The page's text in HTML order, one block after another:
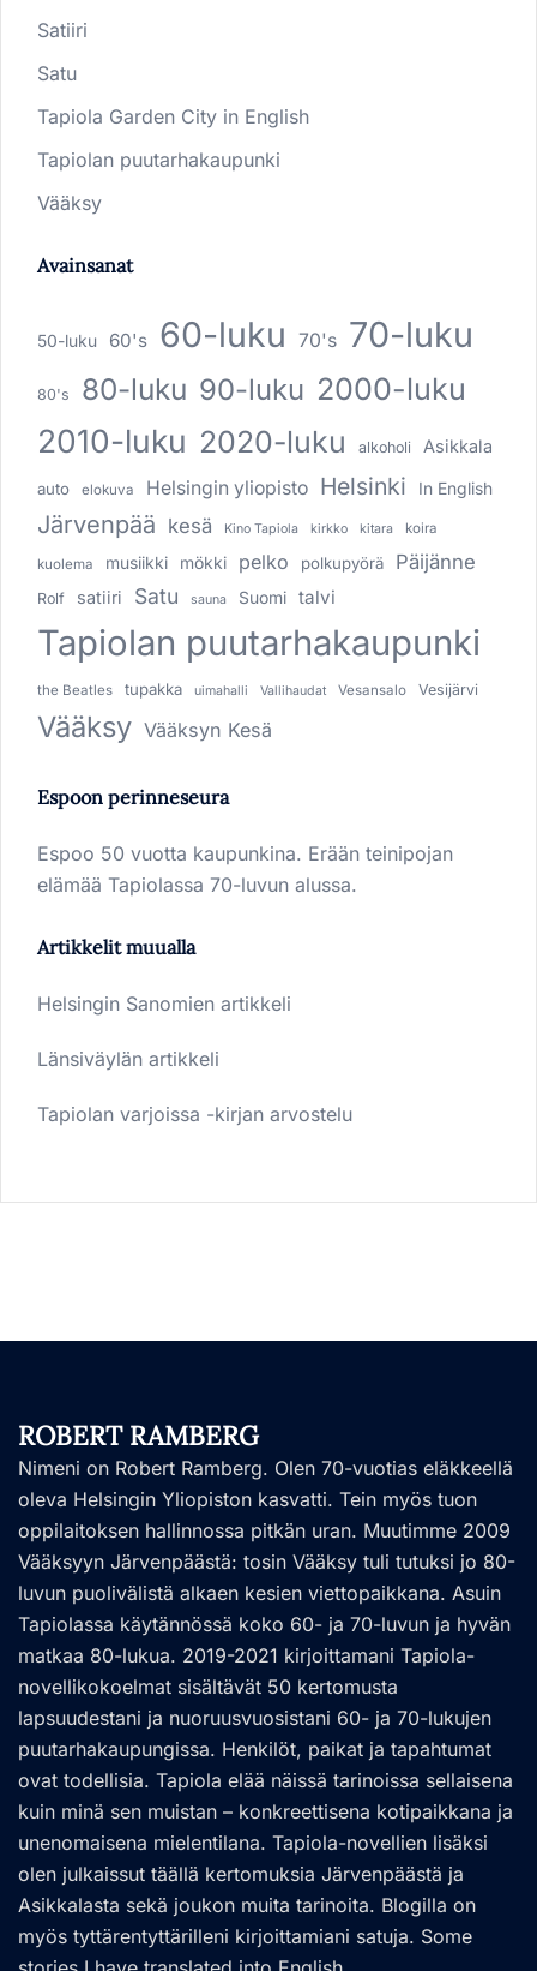
Satiiri
Satu
Tapiola Garden City in English
Tapiolan puutarhakaupunki
Vääksy
Avainsanat
50-luku 60's 60-luku 70's 70-luku
80's 80-luku 90-luku 2000-luku
2010-luku 2020-luku alkoholi Asikkala
auto elokuva Helsingin yliopisto Helsinki In English
Järvenpää kesä Kino Tapiola kirkko kitara koira
kuolema musiikki mökki pelko polkupyörä Päijänne
Rolf satiiri Satu sauna Suomi talvi
Tapiolan puutarhakaupunki
the Beatles tupakka uimahalli Vallihaudat Vesansalo Vesijärvi
Vääksy Vääksyn Kesä
Espoon perinneseura
Espoo 50 vuotta kaupunkina. Erään teinipojan
elämää Tapiolassa 70-luvun alussa.
Artikkelit muualla
Helsingin Sanomien artikkeli
Länsiväylän artikkeli
Tapiolan varjoissa -kirjan arvostelu
ROBERT RAMBERG
Nimeni on Robert Ramberg. Olen 70-vuotias eläkkeellä
oleva Helsingin Yliopiston kasvatti. Tein myös tuon
oppilaitoksen hallinnossa pitkän uran. Muutimme 2009
Vääksyyn Järvenpäästä: tosin Vääksy tuli tutuksi jo 80-
luvun puolivälistä alkaen kesien viettopaikkana. Asuin
Tapiolassa käytännössä koko 60- ja 70-luvun ja hyvän
matkaa 80-lukua. 2019-2021 kirjoittamani Tapiola-
novellikokoelmat sisältävät 50 kertomusta
lapsuudestani ja nuoruusvuosistani 60- ja 70-lukujen
puutarhakaupungissa. Henkilöt, paikat ja tapahtumat
ovat todellisia. Tapiola elää näissä tarinoissa sellaisena
kuin minä sen muistan – konkreettisena kotipaikkana ja
unenomaisena mielentilana. Tapiola-novellien lisäksi
olen julkaissut täällä kertomuksia Järvenpäästä ja
Asikkalasta sekä joukon muita tarinoita. Blogilla on
myös tyttärentyttärilleni kirjoittamiani satuja. Some